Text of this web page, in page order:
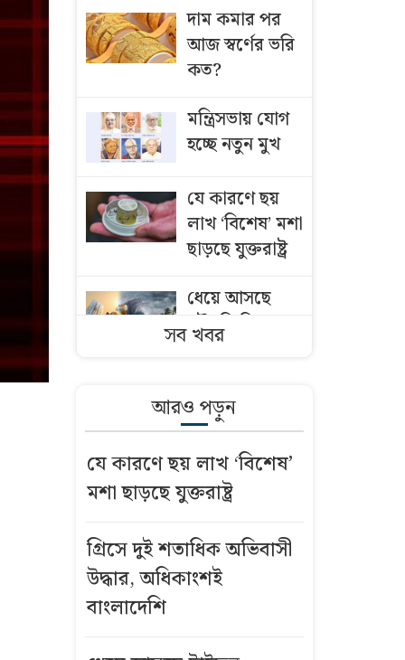
দাম কমার পর
আজ স্বর্ণের ভরি
কত?
মন্ত্রিসভায় যোগ
হচ্ছে নতুন মুখ
যে কারণে ছয়
লাখ ‘বিশেষ’ মশা
ছাড়ছে যুক্তরাষ্ট্র
ধেয়ে আসছে
মৌসুমি নিম্নচাপ,
তাপপ্রবাহের সঙ্গে
বজ্রঝড়
আজকের
নামাজের
সময়সূচি: ৮
ইতালি
উড়োজাহাজ, যা
সব খবর
আরও পড়ুন
যে কারণে ছয় লাখ ‘বিশেষ’
মশা ছাড়ছে যুক্তরাষ্ট্র
গ্রিসে দুই শতাধিক অভিবাসী
উদ্ধার, অধিকাংশই
বাংলাদেশি